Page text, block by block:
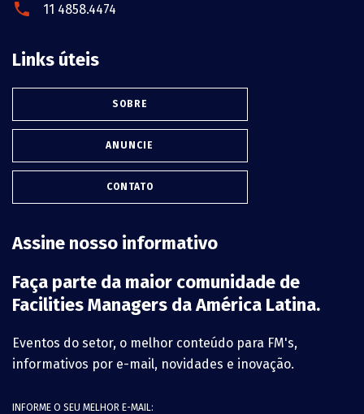
11 4858.4474
Links úteis
SOBRE
ANUNCIE
CONTATO
Assine nosso informativo
Faça parte da maior comunidade de
Facilities Managers da América Latina.
Eventos do setor, o melhor conteúdo para FM's,
informativos por e-mail, novidades e inovação.
INFORME O SEU MELHOR E-MAIL: